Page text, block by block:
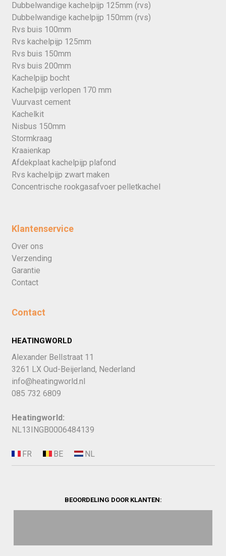
Dubbelwandige kachelpijp 125mm (rvs)
Dubbelwandige kachelpijp 150mm (rvs)
Rvs buis 100mm
Rvs kachelpijp 125mm
Rvs buis 150mm
Rvs buis 200mm
Kachelpijp bocht
Kachelpijp verlopen 170 mm
Vuurvast cement
Kachelkit
Nisbus 150mm
Stormkraag
Kraaienkap
Afdekplaat kachelpijp plafond
Rvs kachelpijp zwart maken
Concentrische rookgasafvoer pelletkachel
Klantenservice
Over ons
Verzending
Garantie
Contact
Contact
HEATINGWORLD
Alexander Bellstraat 11
3261 LX Oud-Beijerland, Nederland
info@heatingworld.nl
085 732 6809
Heatingworld:
NL13INGB0006484139
BEOORDELING DOOR KLANTEN: